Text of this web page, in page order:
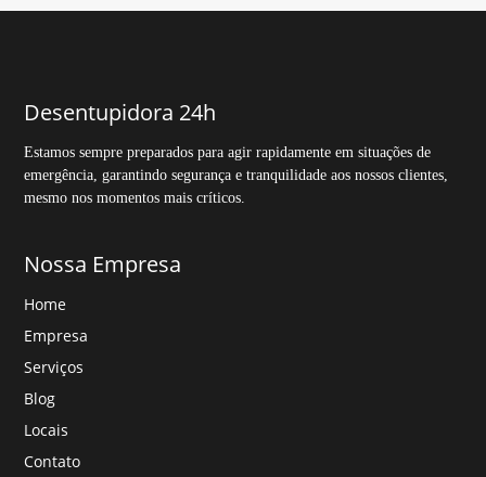
Desentupidora 24h
Estamos sempre preparados para agir rapidamente em situações de
emergência, garantindo segurança e tranquilidade aos nossos clientes,
mesmo nos momentos mais críticos.
Nossa Empresa
Home
Empresa
Serviços
Blog
Locais
Contato